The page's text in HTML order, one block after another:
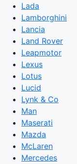
Lada
Lamborghini
Lancia
Land Rover
Leapmotor
Lexus
Lotus
Lucid
Lynk & Co
Man
Maserati
Mazda
McLaren
Mercedes